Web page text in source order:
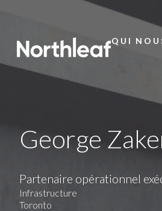
Main
QUI
George
Partenaire opérationnel
Infrastructure
Toronto